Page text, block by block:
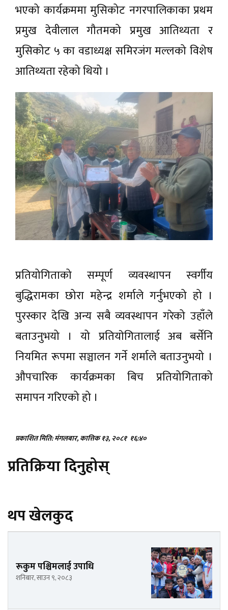
भएको कार्यक्रममा मुसिकोट नगरपालिकाका प्रथम
प्रमुख देवीलाल गौतमको प्रमुख आतिथ्यता र
मुसिकोट ५ का वडाध्यक्ष समिरजंग मल्लको विशेष
आतिथ्यता रहेको थियो ।
प्रतियोगिताको सम्पूर्ण व्यवस्थापन स्वर्गीय
बुद्धिरामका छोरा महेन्द्र शर्माले गर्नुभएको हो ।
पुरस्कार देखि अन्य सबै व्यवस्थापन गरेको उहाँले
बताउनुभयो । यो प्रतियाेगितालाई अब बर्सेनि
नियमित रूपमा सञ्चालन गर्ने शर्माले बताउनुभयो ।
औपचारिक कार्यक्रमका बिच प्रतियोगिताको
समापन गरिएको हो ।
प्रकाशित मिति: मंगलबार, कात्तिक १३, २०८१ १६:४०
प्रतिक्रिया दिनुहोस्
थप खेलकुद
रूकुम पश्चिमलाई उपाधि
शनिबार, साउन ९, २०८३